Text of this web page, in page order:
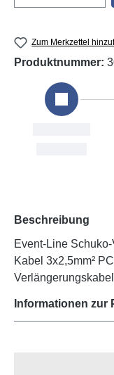
Zum Merkzettel
Produktnummer:
Beschreibung
Event-Line
Kabel 3x2,5mm²
Informationen